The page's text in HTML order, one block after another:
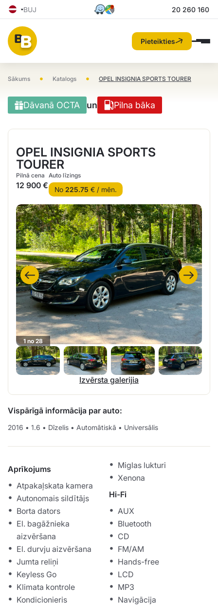
BUJ 20 260 160
Pieteikties
Sākums • Katalogs • OPEL INSIGNIA SPORTS TOURER
Dāvanā OCTA un Pilna bāka
OPEL INSIGNIA SPORTS
TOURER
Pilnā cena
12 900 €
Auto līzings
No 225.75 € / mēn.
1 no 28
Izvērsta galerijia
Vispārīgā informācija par auto:
2016 • 1.6 • Dīzelis • Automātiskā • Universālis
Aprīkojums
Atpakaļskata kamera
Autonomais sildītājs
Borta dators
El. bagāžnieka
aizvēršana
El. durvju aizvēršana
Jumta reliņi
Keyless Go
Klimata kontrole
Kondicionieris
Miglas lukturi
Xenona
Hi-Fi
AUX
Bluetooth
CD
FM/AM
Hands-free
LCD
MP3
Navigācija